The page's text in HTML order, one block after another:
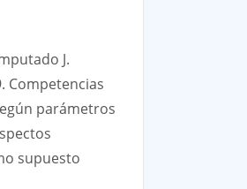
J.
Competencias
parámetros
supuesto